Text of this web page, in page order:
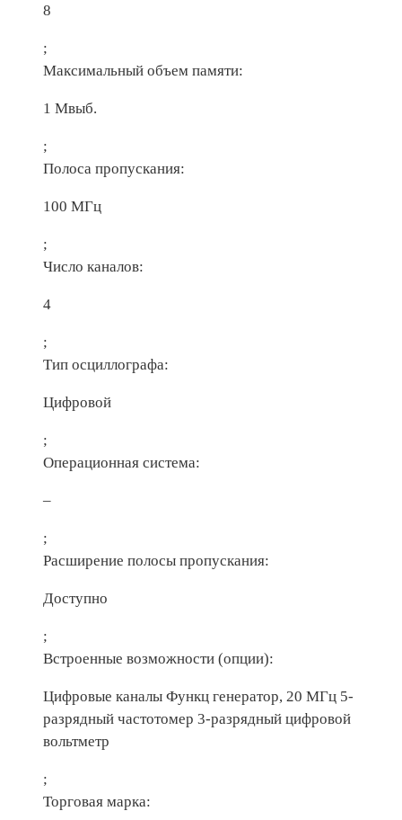
8
;
Максимальный объем памяти:
1 Мвыб.
;
Полоса пропускания:
100 МГц
;
Число каналов:
4
;
Тип осциллографа:
Цифровой
;
Операционная система:
–
;
Расширение полосы пропускания:
Доступно
;
Встроенные возможности (опции):
Цифровые каналы Функц генератор, 20 МГц 5-
разрядный частотомер 3-разрядный цифровой
вольтметр
;
Торговая марка: